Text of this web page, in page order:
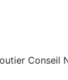
Conseil